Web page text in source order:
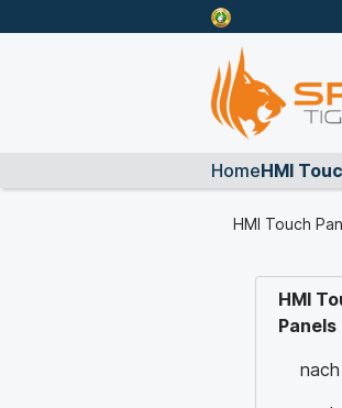
HomeHMI
HMI Touch
HMI
Panels